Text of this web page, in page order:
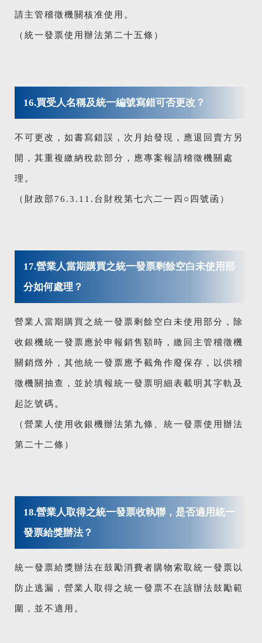
請主管稽徵機關核准使用。
（統一發票使用辦法第二十五條）
16.買受人名稱及統一編號寫錯可否更改？
不可更改，如書寫錯誤，次月始發現，應退回賣方另
開，其重複繳納稅款部分，應專案報請稽徵機關處
理。
（財政部76.3.11.台財稅第七六二一四○四號函）
17.營業人當期購買之統一發票剩餘空白未使用部
分如何處理？
營業人當期購買之統一發票剩餘空白未使用部分，除
收銀機統一發票應於申報銷售額時，繳回主管稽徵機
關銷燬外，其他統一發票應予截角作廢保存，以供稽
徵機關抽查，並於填報統一發票明細表載明其字軌及
起訖號碼。
（營業人使用收銀機辦法第九條、統一發票使用辦法
第二十二條）
18.營業人取得之統一發票收執聯，是否適用統一
發票給獎辦法？
統一發票給獎辦法在鼓勵消費者購物索取統一發票以
防止逃漏，營業人取得之統一發票不在該辦法鼓勵範
圍，並不適用。